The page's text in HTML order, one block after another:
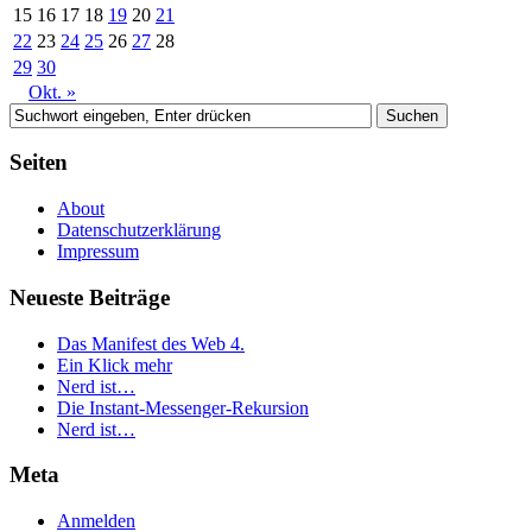
15 16 17 18 19 20 21
22 23 24 25 26 27 28
29 30
Okt. »
Seiten
About
Datenschutzerklärung
Impressum
Neueste Beiträge
Das Manifest des Web 4.
Ein Klick mehr
Nerd ist…
Die Instant-Messenger-Rekursion
Nerd ist…
Meta
Anmelden